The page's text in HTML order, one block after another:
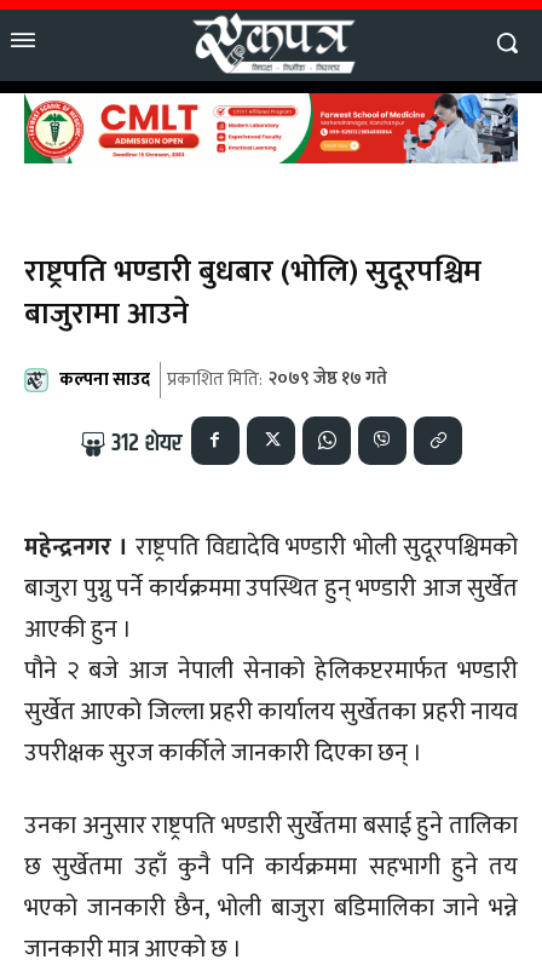
राष्ट्रपति भण्डारी बुधबार (भोलि) सुदूरपश्चिम
बाजुरामा आउने
कल्पना साउद प्रकाशित मिति: २०७९ जेष्ठ १७ गते
312शेयर
महेन्द्रनगर । राष्ट्रपति विद्यादेवि भण्डारी भोली सुदूरपश्चिमको
बाजुरा पुग्नु पर्ने कार्यक्रममा उपस्थित हुन् भण्डारी आज सुर्खेत
आएकी हुन ।
पौने २ बजे आज नेपाली सेनाको हेलिकप्टरमार्फत भण्डारी
सुर्खेत आएको जिल्ला प्रहरी कार्यालय सुर्खेतका प्रहरी नायव
उपरीक्षक सुरज कार्कीले जानकारी दिएका छन् ।
उनका अनुसार राष्ट्रपति भण्डारी सुर्खेतमा बसाई हुने तालिका
छ सुर्खेतमा उहाँ कुनै पनि कार्यक्रममा सहभागी हुने तय
भएको जानकारी छैन, भोली बाजुरा बडिमालिका जाने भन्ने
जानकारी मात्र आएको छ ।